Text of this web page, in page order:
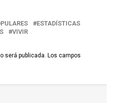
ESTADÍSTICAS
VIVIR
será publicada. Los campos